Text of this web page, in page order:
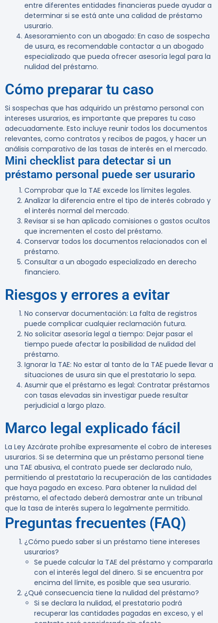
entre diferentes entidades financieras puede ayudar a
determinar si se está ante una calidad de préstamo
usurario.
Asesoramiento con un abogado: En caso de sospecha
de usura, es recomendable contactar a un abogado
especializado que pueda ofrecer asesoría legal para la
nulidad del préstamo.
Cómo preparar tu caso
Si sospechas que has adquirido un préstamo personal con
intereses usurarios, es importante que prepares tu caso
adecuadamente. Esto incluye reunir todos los documentos
relevantes, como contratos y recibos de pagos, y hacer un
análisis comparativo de las tasas de interés en el mercado.
Mini checklist para detectar si un
préstamo personal puede ser usurario
Comprobar que la TAE excede los límites legales.
Analizar la diferencia entre el tipo de interés cobrado y
el interés normal del mercado.
Revisar si se han aplicado comisiones o gastos ocultos
que incrementen el costo del préstamo.
Conservar todos los documentos relacionados con el
préstamo.
Consultar a un abogado especializado en derecho
financiero.
Riesgos y errores a evitar
No conservar documentación: La falta de registros
puede complicar cualquier reclamación futura.
No solicitar asesoría legal a tiempo: Dejar pasar el
tiempo puede afectar la posibilidad de nulidad del
préstamo.
Ignorar la TAE: No estar al tanto de la TAE puede llevar a
situaciones de usura sin que el prestatario lo sepa.
Asumir que el préstamo es legal: Contratar préstamos
con tasas elevadas sin investigar puede resultar
perjudicial a largo plazo.
Marco legal explicado fácil
La Ley Azcárate prohíbe expresamente el cobro de intereses
usurarios. Si se determina que un préstamo personal tiene
una TAE abusiva, el contrato puede ser declarado nulo,
permitiendo al prestatario la recuperación de las cantidades
que haya pagado en exceso. Para obtener la nulidad del
préstamo, el afectado deberá demostrar ante un tribunal
que la tasa de interés supera lo legalmente permitido.
Preguntas frecuentes (FAQ)
¿Cómo puedo saber si un préstamo tiene intereses
usurarios?
Se puede calcular la TAE del préstamo y compararla
con el interés legal del dinero. Si se encuentra por
encima del límite, es posible que sea usurario.
¿Qué consecuencia tiene la nulidad del préstamo?
Si se declara la nulidad, el prestatario podrá
recuperar las cantidades pagadas en exceso, y el